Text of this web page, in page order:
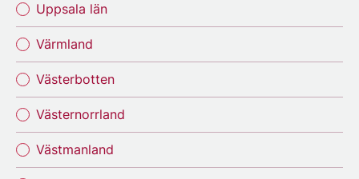
Uppsala län
Värmland
Västerbotten
Västernorrland
Västmanland